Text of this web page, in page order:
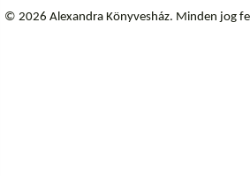
© 2026 Alexandra Könyvesház. Minden jog